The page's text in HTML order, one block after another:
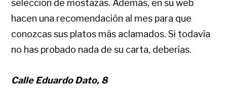
selección de mostazas. Además, en su web
hacen una recomendación al mes para que
conozcas sus platos más aclamados. Si todavía
no has probado nada de su carta, deberías.
Calle Eduardo Dato, 8